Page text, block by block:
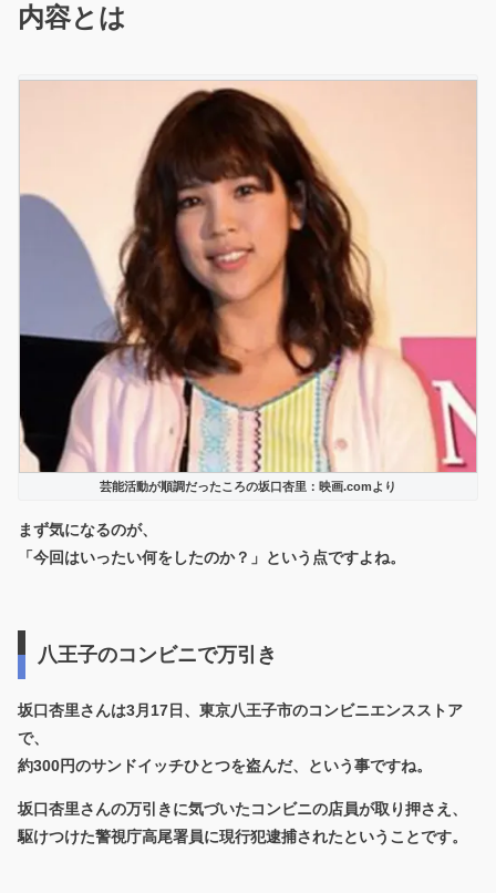
内容とは
芸能活動が順調だったころの坂口杏里：映画.comより
まず気になるのが、
「今回はいったい何をしたのか？」という点ですよね。
八王子のコンビニで万引き
坂口杏里さんは3月17日、東京八王子市のコンビニエンスストア
で、
約300円のサンドイッチひとつを盗んだ、という事ですね。
坂口杏里さんの万引きに気づいたコンビニの店員が取り押さえ、
駆けつけた警視庁高尾署員に現行犯逮捕されたということです。